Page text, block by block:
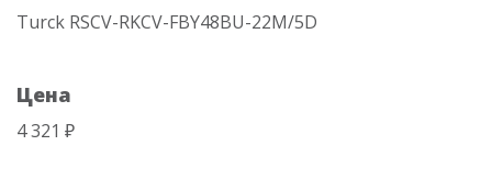
Turck RSCV-RKCV-FBY48BU-22M/5D
Цена
4 321 ₽